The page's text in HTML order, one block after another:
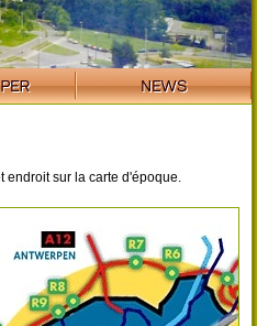
endroit sur la carte d'époque.